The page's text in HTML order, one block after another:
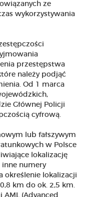
ze
wykorzystywania
przestępstwa
należy podjąć
Od 1 marca
Głównej Policji
cyfrową.
lub fałszywym
w Polsce
lokalizację
numery
określenie lokalizacji
km do ok. 2,5 km.